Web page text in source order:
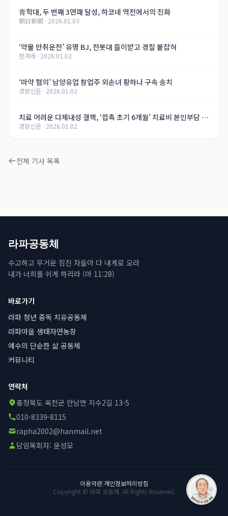
青학대, 두 번째 3연패 달성, 하코네 역전에서의 진화
朝日新聞 · 2026.01.03
‘약물 만취운전’ 유명 BJ, 전봇대 들이받고 경찰 붙잡혀
한겨레 · 2026.01.02
‘마약 혐의’ 남양유업 창업주 외손녀 황하나 구속 송치
경향신문 · 2026.01.02
치료 어려운 다제내성 결핵, ‘접촉 초기 6개월’ 치료비 본인부담 면
제
경향신문 · 2026.01.02
전체 기사 목록
라파공동체
수고하고 무거운 짐진 자들아 다 내게로 오라
내가 너희를 쉬게 하리라 (마 11:28)
바로가기
라파 청년 중독 치유공동체
라파마을 생태자연농장
예수의 단순한 삶 공동체
커뮤니티
연락처
충청북도 옥천군 안남면 지수2길 13-5
010-8339-8115
rapha2002@hanmail.net
담임목회자: 윤성모
이용약관|개인정보처리방침
Copyright © 라파 공동체. All Rights Reserved.